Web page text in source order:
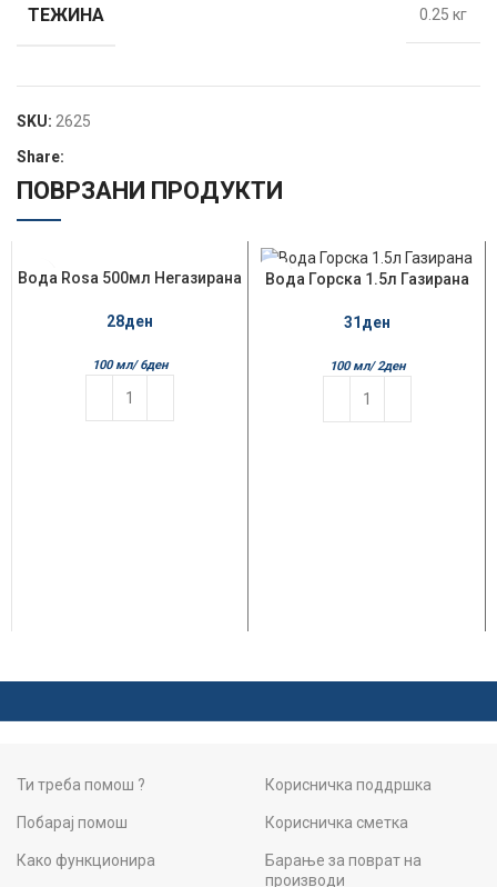
ТЕЖИНА 0.25 кг
SKU: 2625
Share:
ПОВРЗАНИ ПРОДУКТИ
Вода Rosa 500мл Негазирана
28ден
100 мл/ 6ден
Вода Горска 1.5л Газирана
31ден
100 мл/ 2ден
Ти треба помош ?
Побарај помош
Како функционира
Корисничка поддршка
Корисничка сметка
Барање за поврат на
производи